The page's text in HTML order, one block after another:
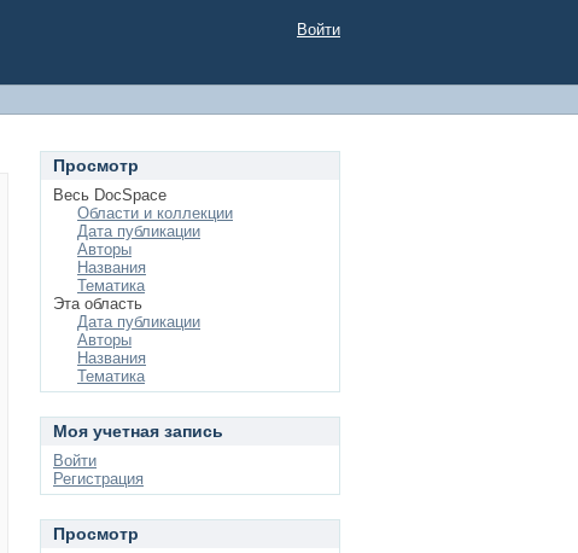
Войти
Просмотр
Весь DocSpace
Области и коллекции
Дата публикации
Авторы
Названия
Тематика
Эта область
Дата публикации
Авторы
Названия
Тематика
Моя учетная запись
Войти
Регистрация
Просмотр